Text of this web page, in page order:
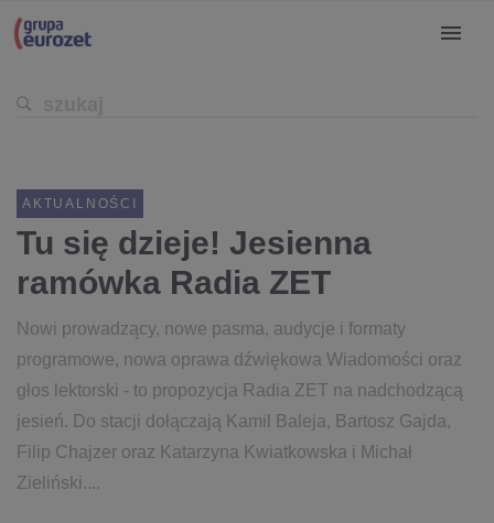
AKTUALNOŚCI
Tu się dzieje! Jesienna
ramówka Radia ZET
Nowi prowadzący, nowe pasma, audycje i formaty
programowe, nowa oprawa dźwiękowa Wiadomości oraz
głos lektorski - to propozycja Radia ZET na nadchodzącą
jesień. Do stacji dołączają Kamil Baleja, Bartosz Gajda,
Filip Chajzer oraz Katarzyna Kwiatkowska i Michał
Zieliński....